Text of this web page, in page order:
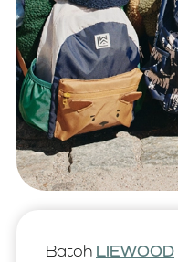
Batoh LIEWOOD